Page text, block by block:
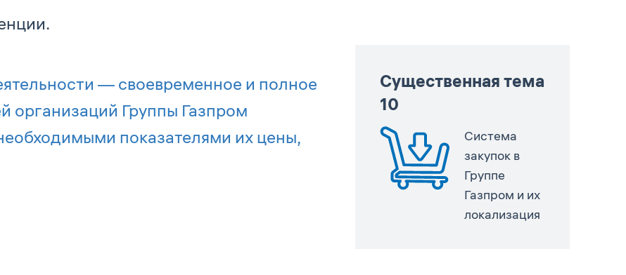
— своевременное и полное
организаций Группы Газпром
показателями их цены,
Существенная тема
10
Система
закупок в
Группе
Газпром и их
локализация